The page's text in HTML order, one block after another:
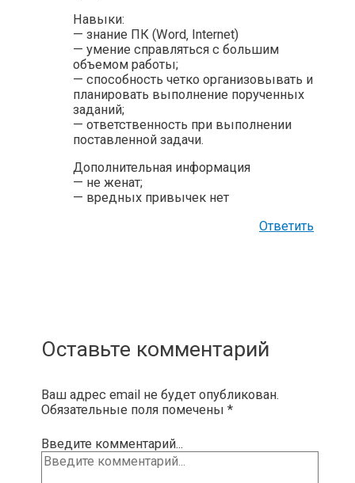
Навыки:
— знание ПК (Word‚ Internet)
— умение справляться с большим
объемом работы;
— способность четко организовывать и
планировать выполнение порученных
заданий;
— ответственность при выполнении
поставленной задачи.
Дополнительная информация
— не женат;
— вредных привычек нет
Ответить
Оставьте комментарий
Ваш адрес email не будет опубликован.
Обязательные поля помечены *
Введите комментарий...